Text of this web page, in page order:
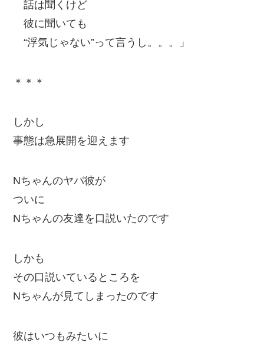
話は聞くけど
彼に聞いても
“浮気じゃない”って言うし。。。」
＊＊＊
しかし
事態は急展開を迎えます
Nちゃんのヤバ彼が
ついに
Nちゃんの友達を口説いたのです
しかも
その口説いているところを
Nちゃんが見てしまったのです
彼はいつもみたいに